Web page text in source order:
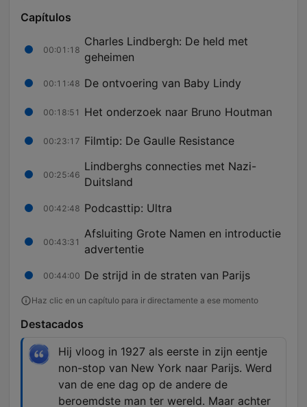
Capítulos
00:01:18
Charles Lindbergh: De held met
geheimen
00:11:48 De ontvoering van Baby Lindy
00:18:51 Het onderzoek naar Bruno Houtman
00:23:17 Filmtip: De Gaulle Resistance
00:25:46
Lindberghs connecties met Nazi-
Duitsland
00:42:48 Podcasttip: Ultra
00:43:31
Afsluiting Grote Namen en introductie
advertentie
00:44:00 De strijd in de straten van Parijs
Haz clic en un capítulo para ir directamente a ese momento
Destacados
Hij vloog in 1927 als eerste in zijn eentje
non-stop van New York naar Parijs. Werd
van de ene dag op de andere de
beroemdste man ter wereld. Maar achter